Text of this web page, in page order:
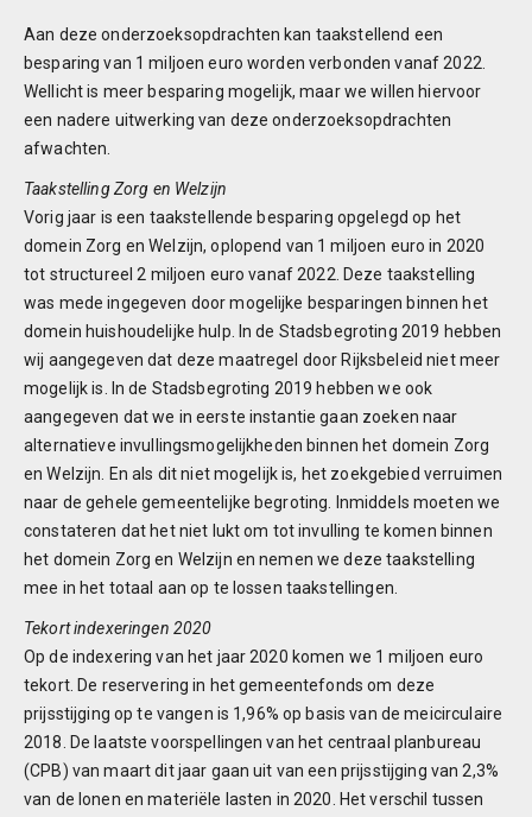
Aan deze onderzoeksopdrachten kan taakstellend een
besparing van 1 miljoen euro worden verbonden vanaf 2022.
Wellicht is meer besparing mogelijk, maar we willen hiervoor
een nadere uitwerking van deze onderzoeksopdrachten
afwachten.
Taakstelling Zorg en Welzijn
Vorig jaar is een taakstellende besparing opgelegd op het
domein Zorg en Welzijn, oplopend van 1 miljoen euro in 2020
tot structureel 2 miljoen euro vanaf 2022. Deze taakstelling
was mede ingegeven door mogelijke besparingen binnen het
domein huishoudelijke hulp. In de Stadsbegroting 2019 hebben
wij aangegeven dat deze maatregel door Rijksbeleid niet meer
mogelijk is. In de Stadsbegroting 2019 hebben we ook
aangegeven dat we in eerste instantie gaan zoeken naar
alternatieve invullingsmogelijkheden binnen het domein Zorg
en Welzijn. En als dit niet mogelijk is, het zoekgebied verruimen
naar de gehele gemeentelijke begroting. Inmiddels moeten we
constateren dat het niet lukt om tot invulling te komen binnen
het domein Zorg en Welzijn en nemen we deze taakstelling
mee in het totaal aan op te lossen taakstellingen.
Tekort indexeringen 2020
Op de indexering van het jaar 2020 komen we 1 miljoen euro
tekort. De reservering in het gemeentefonds om deze
prijsstijging op te vangen is 1,96% op basis van de meicirculaire
2018. De laatste voorspellingen van het centraal planbureau
(CPB) van maart dit jaar gaan uit van een prijsstijging van 2,3%
van de lonen en materiële lasten in 2020. Het verschil tussen